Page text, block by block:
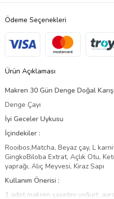
Ödeme Seçenekleri
Ürün Açıklaması
Makren 30 Gün Denge Doğal
Denge Çayı
İyi Geceler Uykusu
İçindekiler :
Rooibos,Matcha, Beyaz çay, L
GingkoBiloba Extrat, Açlık Otu,
yaprağı, Alıç Meyvesi, Kiraz Sapı
Kullanım Önerisi :
1 adet makren şasetini yoğurt,